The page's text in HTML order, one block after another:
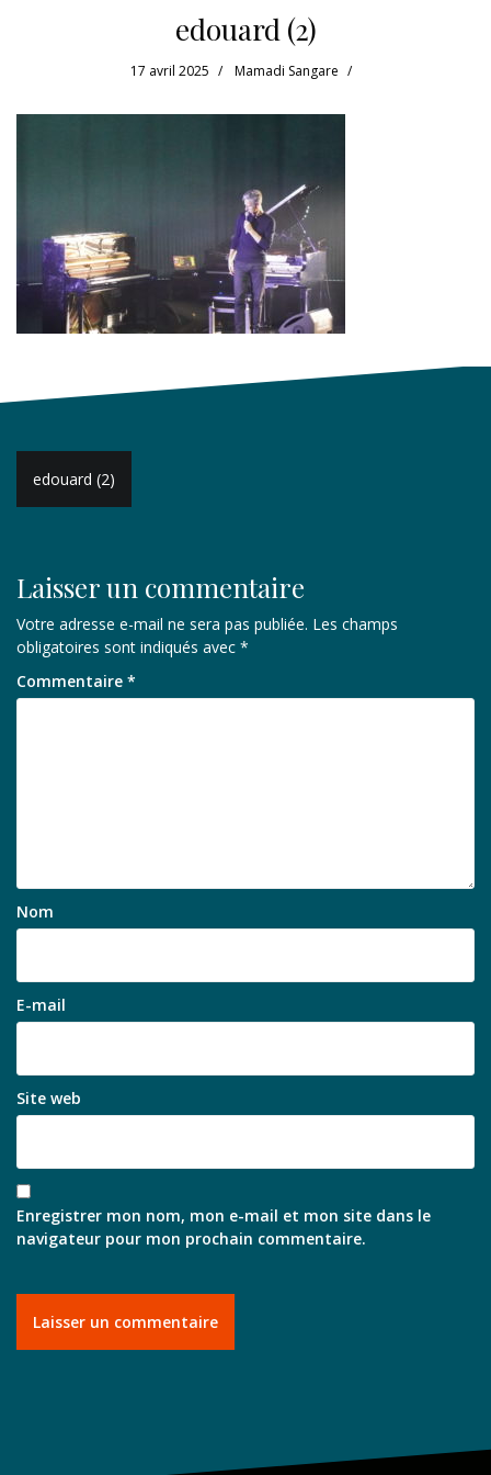
edouard (2)
17 avril 2025 Mamadi Sangare
Navigation
de
edouard (2)
Laisser un commentaire
Votre adresse e-mail ne sera pas publiée. Les champs
obligatoires sont indiqués avec *
Commentaire *
Nom
E-mail
Site web
Enregistrer mon nom, mon e-mail et mon site dans le
navigateur pour mon prochain commentaire.